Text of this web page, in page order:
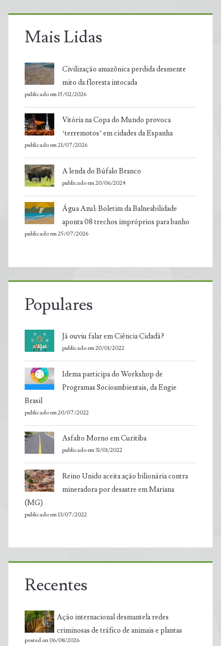
Mais Lidas
Civilização amazônica perdida desmente
mito da floresta intocada
publicado em 15/02/2026
Vitória na Copa do Mundo provoca
‘terremotos’ em cidades da Espanha
publicado em 21/07/2026
A lenda do Búfalo Branco
publicado em 20/06/2024
Água Azul: Boletim da Balneabilidade
aponta 08 trechos impróprios para banho
publicado em 25/07/2026
Populares
Já ouviu falar em Ciência Cidadã?
publicado em 20/01/2022
Idema participa do Workshop de
Programas Socioambientais, da Engie
Brasil
publicado em 20/07/2022
Asfalto Morno em Curitiba
publicado em 31/01/2022
Reino Unido aceita ação bilionária contra
mineradora por desastre em Mariana
(MG)
publicado em 13/07/2022
Recentes
Ação internacional desmantela redes
criminosas de tráfico de animais e plantas
posted on 06/08/2026